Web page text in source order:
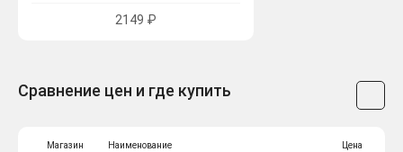
2149 ₽
Сравнение цен и где купить
Магазин Наименование Цена